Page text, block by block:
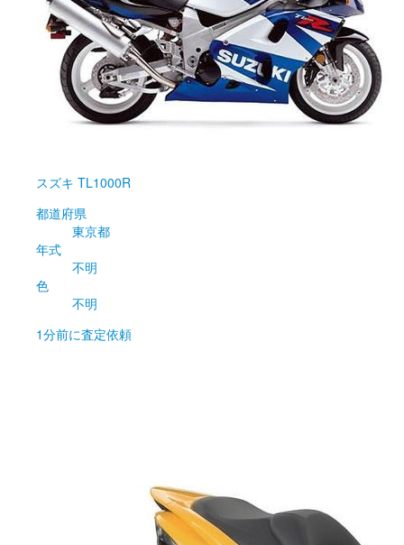
スズキ TL1000R
都道府県
東京都
年式
不明
色
不明
1分前に査定依頼